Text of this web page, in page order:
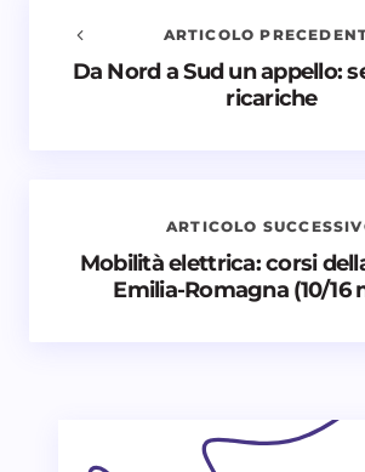
Avvisami quando vengono
ARTICOLO
Da Nord a Sud un appello:
ricariche
ARTICOLO
Mobilità elettrica: corsi
Emilia-Romagna (10/16